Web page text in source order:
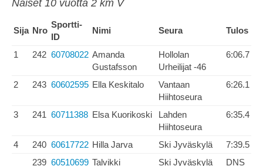
Naiset 10 vuotta 2 km V
Sija Nro
Sportti-
ID
Nimi Seura Tulos
1 242 60708022 Amanda
Gustafsson
Hollolan
Urheilijat -46
6:06.7
2 243 60602595 Ella Keskitalo
Vantaan
Hiihtoseura
6:26.1
3 241 60711388 Elsa Kuorikoski
Lahden
Hiihtoseura
6:35.4
4 240 60617722 Hilla Jarva Ski Jyväskylä
7:39.5
239 60510699 Talvikki
Ski Jyväskylä DNS